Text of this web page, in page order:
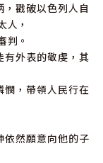
戳破以色列人自
人，
判。
外表的敬虔，其
，帶領人民行在
然願意向他的子